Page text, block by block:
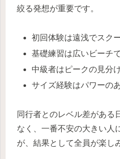
絞る発想が重要です。
初回体験は遠浅でスク
基礎練習は広いビーチ
中級者はピークの見分
サイズ経験はパワーの
同行者とのレベル差がある
なく、一番不安の大きい人
が、結果として全員が楽し